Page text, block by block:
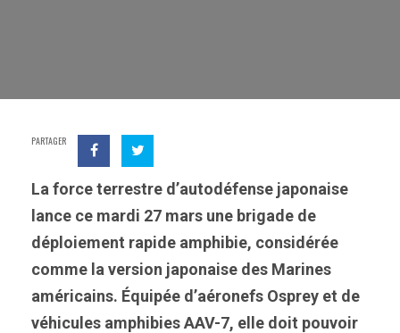
PARTAGER
La force terrestre d’autodéfense japonaise
lance ce mardi 27 mars une brigade de
déploiement rapide amphibie, considérée
comme la version japonaise des Marines
américains. Équipée d’aéronefs Osprey et de
véhicules amphibies AAV-7, elle doit pouvoir